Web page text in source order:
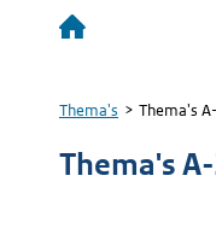
Hoofdnavigatie
Kruimelpad
Thema's Thema's
Thema's